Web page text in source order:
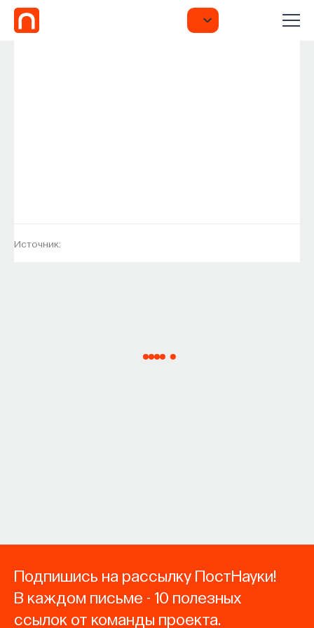
Источник:
Подпишись на рассылку ПостНауки!
В каждом письме - 10 полезных
ссылок от команды проекта.